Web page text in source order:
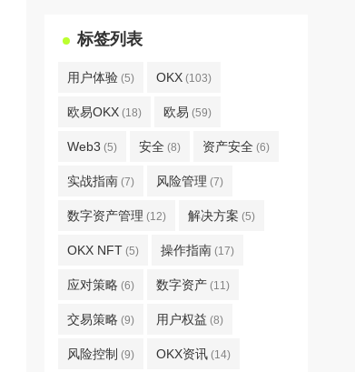
标签列表
用户体验 (5) OKX (103)
欧易OKX (18) 欧易 (59)
Web3 (5) 安全 (8) 资产安全 (6)
实战指南 (7) 风险管理 (7)
数字资产管理 (12) 解决方案 (5)
OKX NFT (5) 操作指南 (17)
应对策略 (6) 数字资产 (11)
交易策略 (9) 用户权益 (8)
风险控制 (9) OKX资讯 (14)